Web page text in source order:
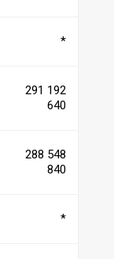
*
291 192
640
288 548
840
*